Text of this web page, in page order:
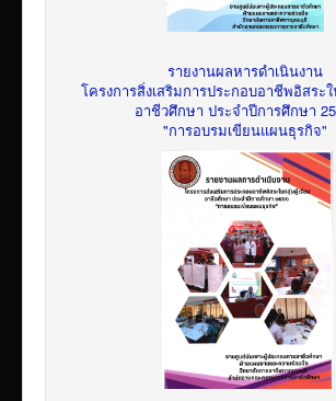
รายงานผลหารดำเนินงาน
โครงการสิ่งเสริมการประกอบอาชีพอิสระ
อาชีวศึกษา ประจำปีการศึกษา
"การอบรมเขียนแผนธุรกิจ"